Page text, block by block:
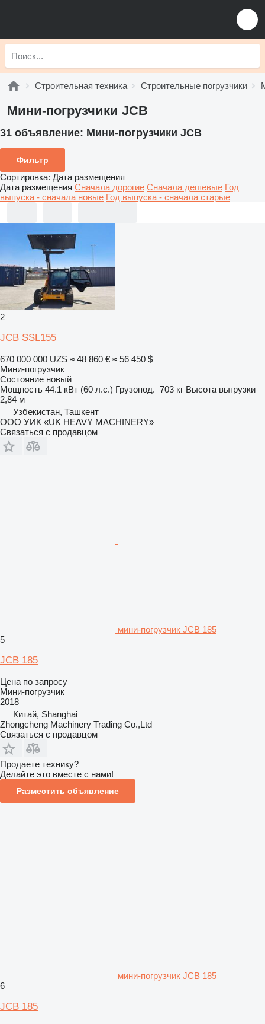
Строительная техника Строительные погрузчики
Мини-погрузчики JCB
31 объявление: Мини-погрузчики JCB
Фильтр
Сортировка: Дата размещения
Дата размещения Сначала дорогие Сначала дешевые Год
выпуска - сначала новые Год выпуска - сначала старые
2
JCB SSL155
670 000 000 UZS ≈ 48 860 € ≈ 56 450 $
Мини-погрузчик
Состояние новый
Мощность 44.1 кВт (60 л.с.) Грузопод. 703 кг Высота выгрузки
2,84 м
Узбекистан, Ташкент
ООО УИК «UK HEAVY MACHINERY»
Связаться с продавцом
мини-погрузчик JCB 185
5
JCB 185
Цена по запросу
Мини-погрузчик
2018
Китай, Shanghai
Zhongcheng Machinery Trading Co.,Ltd
Связаться с продавцом
Продаете технику?
Делайте это вместе с нами!
Разместить объявление
мини-погрузчик JCB 185
6
JCB 185